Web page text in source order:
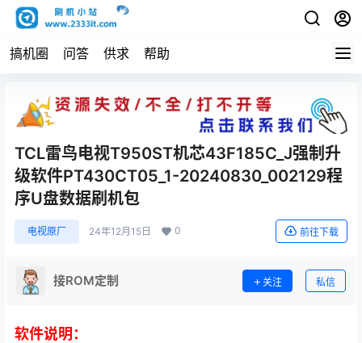
搞机圈 问答 供求 帮助
TCL雷鸟电视T950ST机芯43F185C_J强制升
级软件PT430CT05_1-20240830_002129程
序U盘数据刷机包
电视原厂 24年12月15日 0 前往下载
接ROM定制 关注 私信
软件说明：